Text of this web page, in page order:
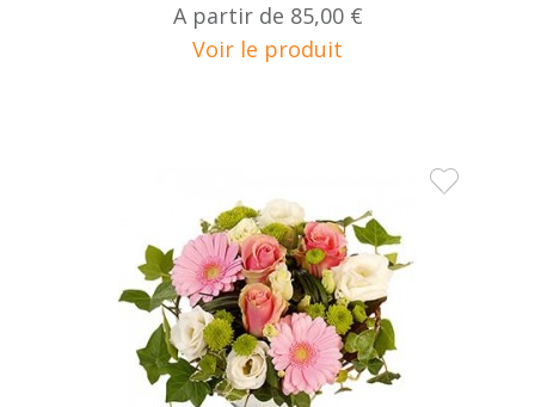
A partir de 85,00 €
Voir le produit